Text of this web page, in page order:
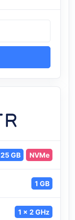
25 GB NVMe
1 GB
1 x 2 GHz